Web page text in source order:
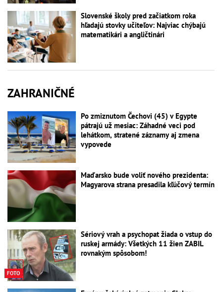
Slovenské školy pred začiatkom roka
hľadajú stovky učiteľov: Najviac chýbajú
matematikári a angličtinári
ZAHRANIČNÉ
Po zmiznutom Čechovi (45) v Egypte
pátrajú už mesiac: Záhadné veci pod
lehátkom, stratené záznamy aj zmena
vypovede
Maďarsko bude voliť nového prezidenta:
Magyarova strana presadila kľúčový termín
FOTO
Sériový vrah a psychopat žiada o vstup do
ruskej armády: Všetkých 11 žien ZABIL
rovnakým spôsobom!